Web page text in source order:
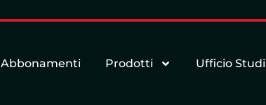
Abbonamenti Prodotti Ufficio Studi